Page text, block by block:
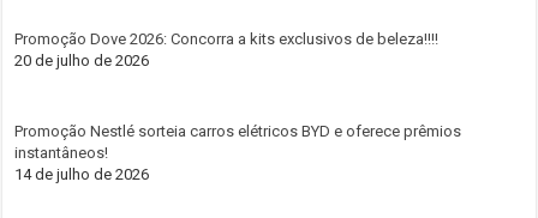
Promoção Dove 2026: Concorra a kits exclusivos de beleza!!!!
20 de julho de 2026
Promoção Nestlé sorteia carros elétricos BYD e oferece prêmios
instantâneos!
14 de julho de 2026